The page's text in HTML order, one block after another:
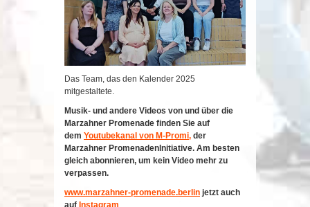
Das Team, das den Kalender 2025
mitgestaltete.
Musik- und andere Videos von und über die
Marzahner Promenade finden Sie auf
dem Youtubekanal von M-Promi, der
Marzahner PromenadenInitiative. Am besten
gleich abonnieren, um kein Video mehr zu
verpassen.
www.marzahner-promenade.berlin jetzt auch
auf Instagram